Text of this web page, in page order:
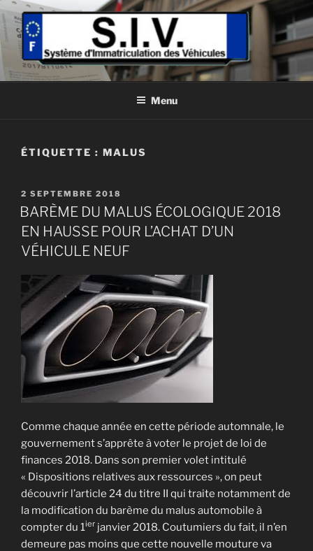
Aller
au
contenu
principal
MA CARTE GRISE RAPIDE
Système d'immatriculation des véhicules
Menu
ÉTIQUETTE : MALUS
PUBLIÉ
LE
2 SEPTEMBRE 2018
BARÈME DU MALUS ÉCOLOGIQUE 2018
EN HAUSSE POUR L’ACHAT D’UN
VÉHICULE NEUF
Comme chaque année en cette période automnale, le
gouvernement s’apprête à voter le projet de loi de
finances 2018. Dans son premier volet intitulé
« Dispositions relatives aux ressources », on peut
découvrir l’article 24 du titre II qui traite notamment de
la modification du barème du malus automobile à
compter du 1ier janvier 2018. Coutumiers du fait, il n’en
demeure pas moins que cette nouvelle mouture va